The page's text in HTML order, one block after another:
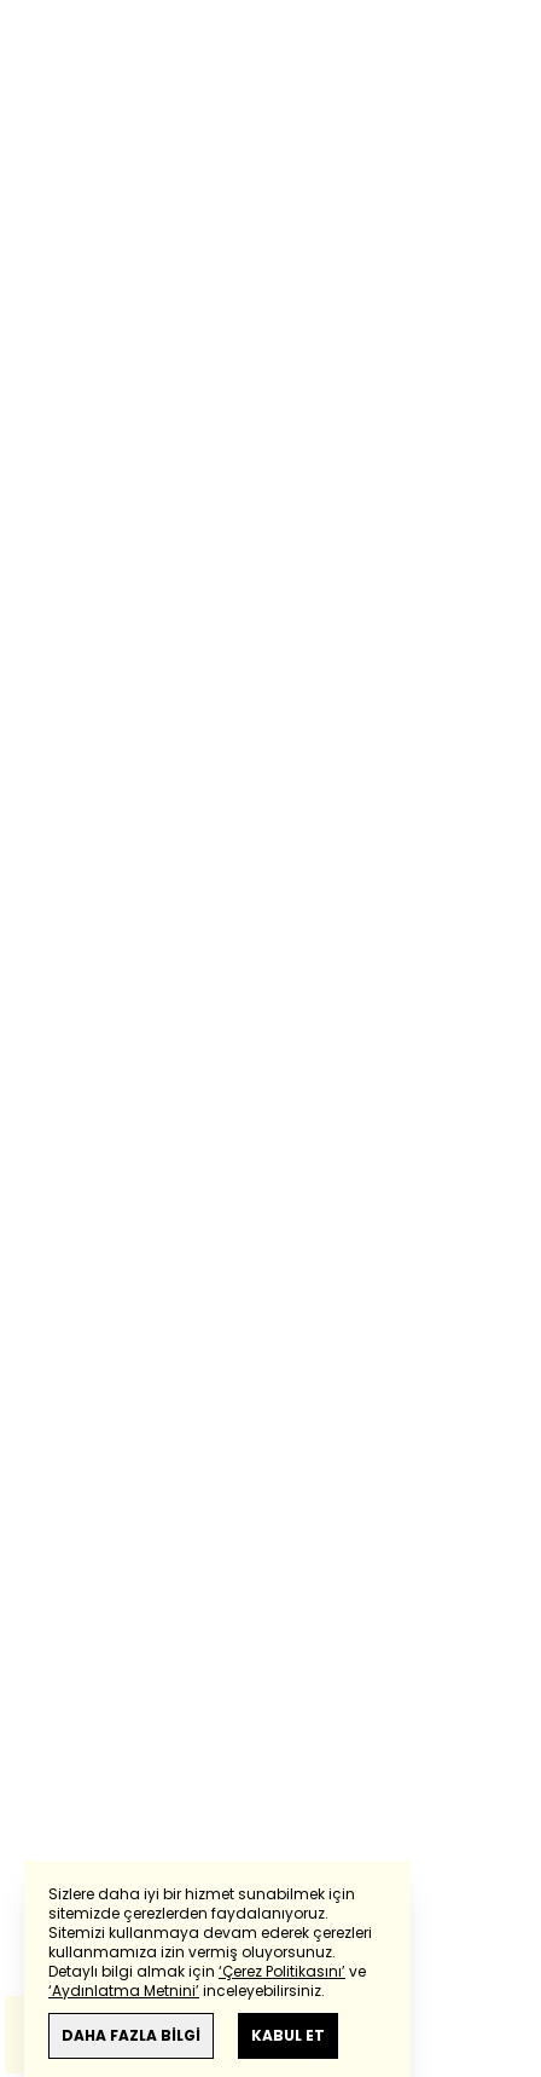
Sizlere daha iyi bir hizmet sunabilmek için
sitemizde çerezlerden faydalanıyoruz.
Sitemizi kullanmaya devam ederek çerezleri
kullanmamıza izin vermiş oluyorsunuz.
Detaylı bilgi almak için ‘Çerez Politikasını’ve
‘Aydınlatma Metnini’inceleyebilirsiniz.
DAHA FAZLA BİLGİ KABUL ET
Powered by Translate
Bu çevirideGoogle Transletekullanılmıştır.
Anlam ve çeviri hatalarından
haberturk.com
sorumlu değildir.